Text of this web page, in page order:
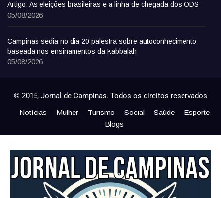
Artigo: As eleições brasileiras e a linha de chegada dos ODS
05/08/2026
Campinas sedia no dia 20 palestra sobre autoconhecimento
baseada nos ensinamentos da Kabbalah
05/08/2026
© 2015, Jornal de Campinas. Todos os direitos reservados
Notícias Mulher Turismo Social Saúde
Esporte
Blogs